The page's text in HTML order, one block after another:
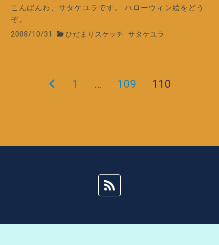
こんばんわ、サタケユラです。 ハローウィン絵をどう
ぞ。
2008/10/31 ひだまりスケッチ サタケユラ
ナ
ー
前1 … 109 110